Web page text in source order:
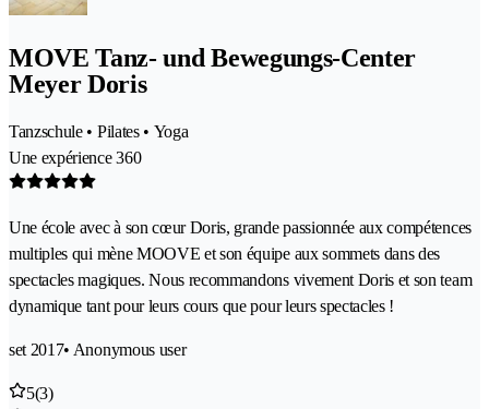
MOVE Tanz- und Bewegungs-Center
Meyer Doris
Tanzschule • Pilates • Yoga
Une expérience 360
Une école avec à son cœur Doris, grande passionnée aux compétences
multiples qui mène MOOVE et son équipe aux sommets dans des
spectacles magiques. Nous recommandons vivement Doris et son team
dynamique tant pour leurs cours que pour leurs spectacles !
set 2017• Anonymous user
5(3)